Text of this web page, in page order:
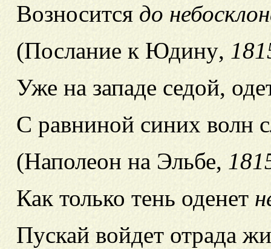
Возносится до
(Послание к Юдину,
Уже на западе седой,
С равниной синих волн
(Наполеон на Эльбе,
Как только тень оденет
Пускай войдет отрада